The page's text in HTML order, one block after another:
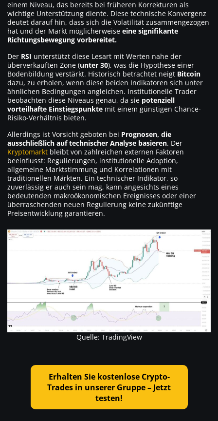
einem Niveau, das bereits bei früheren Korrekturen als
wichtige Unterstützung diente. Diese technische Konvergenz
deutet darauf hin, dass sich die Volatilität zusammengezogen
hat und der Markt möglicherweise eine signifikante
Richtungsbewegung vorbereitet.
Der RSI unterstützt diese Lesart mit Werten nahe der
überverkauften Zone (unter 30), was die Hypothese einer
Bodenbildung verstärkt. Historisch betrachtet neigt Bitcoin
dazu, zu erholen, wenn diese beiden Indikatoren sich unter
ähnlichen Bedingungen angleichen. Institutionelle Trader
beobachten diese Niveaus genau, da sie potenziell
vorteilhafte Einstiegspunkte mit einem günstigen Chance-
Risiko-Verhältnis bieten.
Allerdings ist Vorsicht geboten bei Prognosen, die
ausschließlich auf technischer Analyse basieren. Der
Kryptomarkt bleibt von zahlreichen externen Faktoren
beeinflusst: Regulierungen, institutionelle Adoption,
allgemeine Marktstimmung und Korrelationen mit
traditionellen Märkten. Ein technischer Indikator, so
zuverlässig er auch sein mag, kann angesichts eines
bedeutenden makroökonomischen Ereignisses oder einer
überraschenden neuen Regulierung keine zukünftige
Preisentwicklung garantieren.
Quelle: TradingView
Erhalten Sie kostenlose Crypto-
Trades in unserer Gruppe – Jetzt
testen!